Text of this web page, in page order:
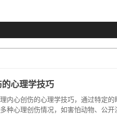
心理学技巧
内心创伤的心理学技巧，通过特定
种心理创伤情况，如害怕动物、公开